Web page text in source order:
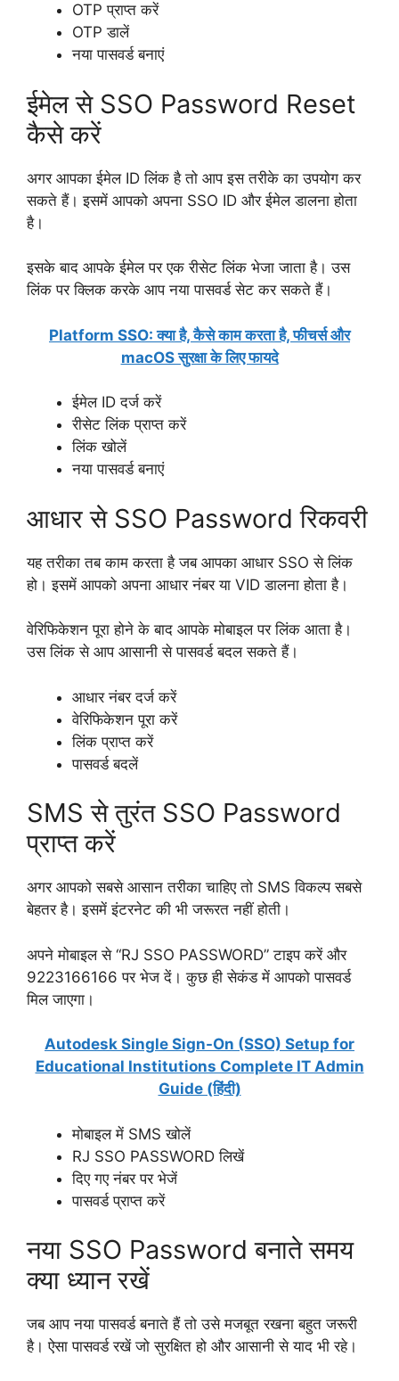
OTP प्राप्त करें
OTP डालें
नया पासवर्ड बनाएं
ईमेल से SSO Password Reset
कैसे करें
अगर आपका ईमेल ID लिंक है तो आप इस तरीके का उपयोग कर
सकते हैं। इसमें आपको अपना SSO ID और ईमेल डालना होता
है।
इसके बाद आपके ईमेल पर एक रीसेट लिंक भेजा जाता है। उस
लिंक पर क्लिक करके आप नया पासवर्ड सेट कर सकते हैं।
Platform SSO: क्या है, कैसे काम करता है, फीचर्स और
macOS सुरक्षा के लिए फायदे
ईमेल ID दर्ज करें
रीसेट लिंक प्राप्त करें
लिंक खोलें
नया पासवर्ड बनाएं
आधार से SSO Password रिकवरी
यह तरीका तब काम करता है जब आपका आधार SSO से लिंक
हो। इसमें आपको अपना आधार नंबर या VID डालना होता है।
वेरिफिकेशन पूरा होने के बाद आपके मोबाइल पर लिंक आता है।
उस लिंक से आप आसानी से पासवर्ड बदल सकते हैं।
आधार नंबर दर्ज करें
वेरिफिकेशन पूरा करें
लिंक प्राप्त करें
पासवर्ड बदलें
SMS से तुरंत SSO Password
प्राप्त करें
अगर आपको सबसे आसान तरीका चाहिए तो SMS विकल्प सबसे
बेहतर है। इसमें इंटरनेट की भी जरूरत नहीं होती।
अपने मोबाइल से “RJ SSO PASSWORD” टाइप करें और
9223166166 पर भेज दें। कुछ ही सेकंड में आपको पासवर्ड
मिल जाएगा।
Autodesk Single Sign-On (SSO) Setup for
Educational Institutions Complete IT Admin
Guide (हिंदी)
मोबाइल में SMS खोलें
RJ SSO PASSWORD लिखें
दिए गए नंबर पर भेजें
पासवर्ड प्राप्त करें
नया SSO Password बनाते समय
क्या ध्यान रखें
जब आप नया पासवर्ड बनाते हैं तो उसे मजबूत रखना बहुत जरूरी
है। ऐसा पासवर्ड रखें जो सुरक्षित हो और आसानी से याद भी रहे।